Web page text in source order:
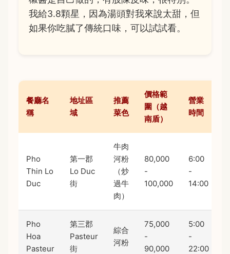
我給3.8顆星，因為湯頭對我來說太甜，但
如果你吃膩了傳統口味，可以試試看。
餐廳名
稱
地址區
域
推薦
菜色
價格範
圍（越
南盾）
營業
時間
Pho
Thin Lo
Duc
第一郡
Lo Duc
街
牛肉
河粉
（炒
過牛
肉）
80,000
-
100,000
6:00
-
14:00
Pho
Hoa
Pasteur
第三郡
Pasteur
街
綜合
河粉
75,000
-
90,000
5:00
-
22:00